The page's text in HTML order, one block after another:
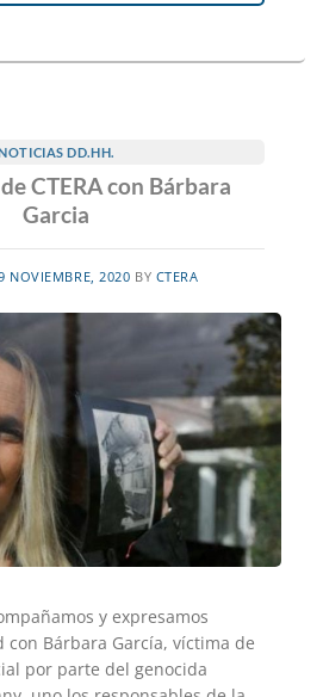
DD.HH.
CTERA con Bárbara
Garcia
NOVIEMBRE, 2020 BY CTERA
y expresamos
Bárbara García, víctima de
por parte del genocida